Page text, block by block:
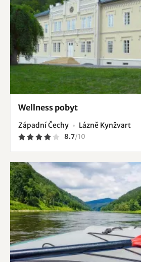
Wellness pobyt
Západní Čechy Lázně Kynžvart
8.7/10